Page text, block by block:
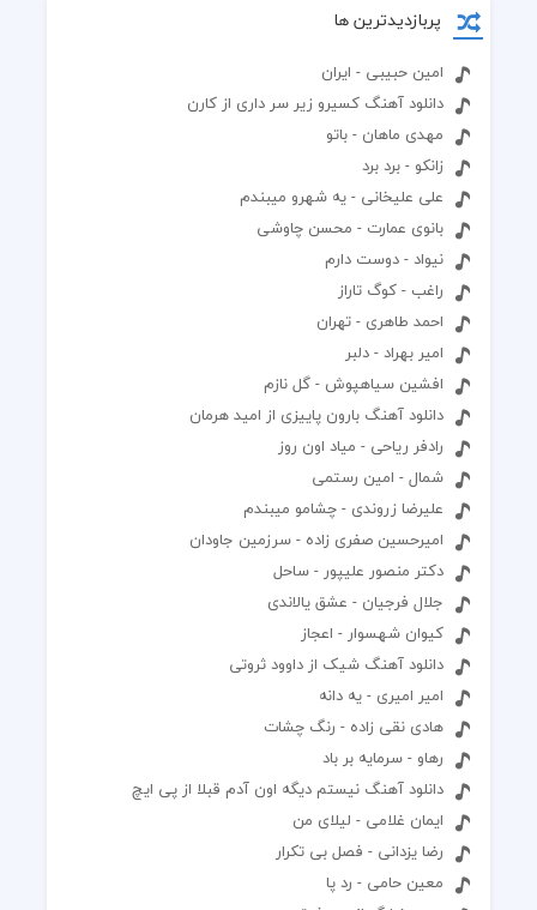
پربازدیدترین ها
امین حبیبی - ایران
دانلود آهنگ کسیرو زیر سر داری از کارن
مهدی ماهان - باتو
زانکو - برد برد
علی علیخانی - یه شهرو میبندم
بانوی عمارت - محسن چاوشی
نیواد - دوست دارم
راغب - کوگ تاراز
احمد طاهری - تهران
امیر بهراد - دلبر
افشین سیاهپوش - گل نازم
دانلود آهنگ بارون پاییزی از امید هرمان
رادفر ریاحی - میاد اون روز
شمال - امین رستمی
علیرضا زروندی - چشامو میبندم
امیرحسین صفری زاده - سرزمین جاودان
دکتر منصور علیپور - ساحل
جلال فرجیان - عشق یالاندی
کیوان شهسوار - اعجاز
دانلود آهنگ شیک از داوود ثروتی
امیر امیری - یه دانه
هادی نقی زاده - رنگ چشات
رهاو - سرمایه بر باد
دانلود آهنگ نیستم دیگه اون آدم قبلا از پی ایچ
ایمان غلامی - لیلای من
رضا یزدانی - فصل بی تکرار
معین حامی - رد پا